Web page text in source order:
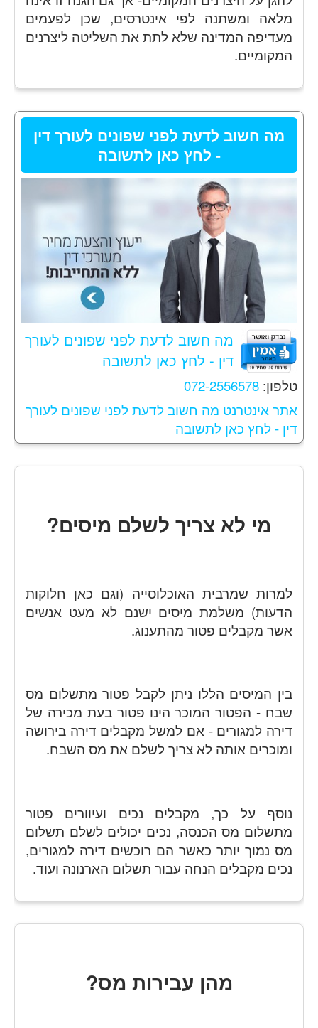
מלאה ומשתנה לפי אינטרסים, שכן לפעמים
מעדיפה המדינה שלא לתת את השליטה ליצרנים
המקומיים.
מה חשוב לדעת לפני שפונים לעורך דין
- לחץ כאן לתשובה
מה חשוב לדעת לפני שפונים לעורך
דין - לחץ כאן לתשובה
טלפון: 072-2556578
אתר אינטרנט מה חשוב לדעת לפני שפונים לעורך
דין - לחץ כאן לתשובה
מי לא צריך לשלם מיסים?
למרות שמרבית האוכלוסייה (וגם כאן חלוקות
הדעות) משלמת מיסים ישנם לא מעט אנשים
אשר מקבלים פטור מהתענוג.
בין המיסים הללו ניתן לקבל פטור מתשלום מס
שבח - הפטור המוכר הינו פטור בעת מכירה של
דירה למגורים - אם למשל מקבלים דירה בירושה
ומוכרים אותה לא צריך לשלם את מס השבח.
נוסף על כך, מקבלים נכים ועיוורים פטור
מתשלום מס הכנסה, נכים יכולים לשלם תשלום
מס נמוך יותר כאשר הם רוכשים דירה למגורים,
נכים מקבלים הנחה עבור תשלום הארנונה ועוד.
מהן עבירות מס?